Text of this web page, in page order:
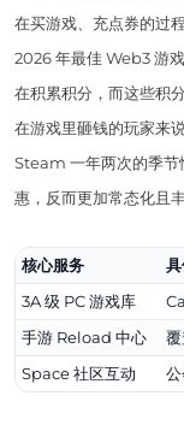
在买游戏、充点券的过
2026 年最佳 Web3 游
在积累积分，而这些积
在游戏里砸钱的玩家来
Steam 一年两次的季节
惠，反而更加常态化且丰
核心服务
3A 级 PC 游戏库
手游 Reload 中心
Space 社区互动